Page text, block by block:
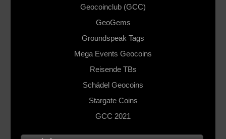
Geocoinclub (GCC)
GeoGems
Groundspeak Tags
Mega Events Geocoins
Reisende TBs
Schädel Geocoins
Stargate Coins
GCC 2021